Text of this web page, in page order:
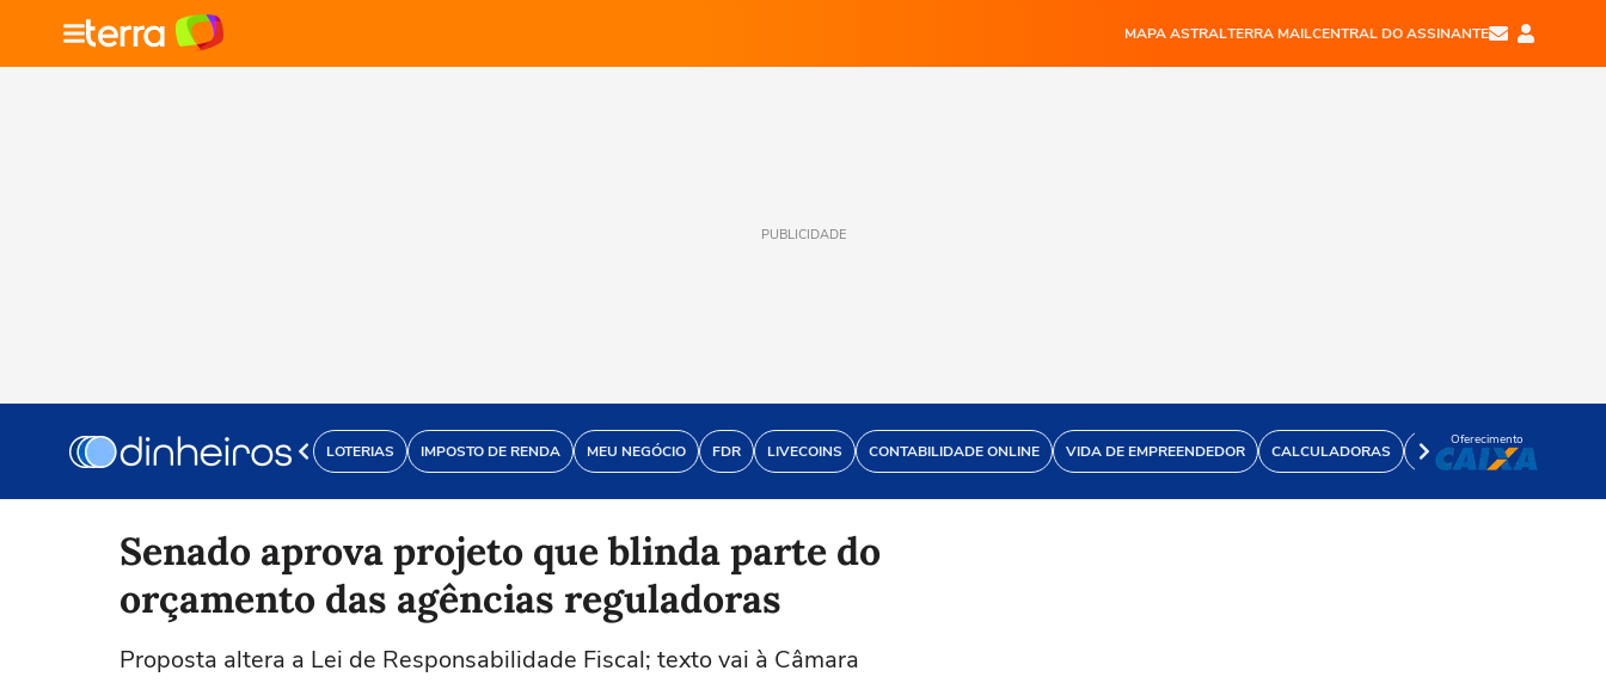
MAPA ASTRALTERRA MAILCENTRAL DO ASSINANTE
PUBLICIDADE
LOTERIAS IMPOSTO DE RENDA MEU NEGÓCIO FDR LIVECOINS CONTABILIDADE ONLINE VIDA DE EMPREENDEDOR CALCULADORAS VÍDEOS
Oferecimento
Senado aprova projeto que blinda parte do
orçamento das agências reguladoras
Proposta altera a Lei de Responsabilidade Fiscal; texto vai à Câmara